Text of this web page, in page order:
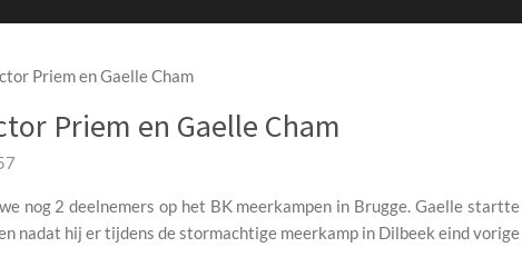
Priem en Gaelle Cham
Priem en Gaelle Cham
nog 2 deelnemers op het BK meerkampen in Brugge. Gaelle
nadat hij er tijdens de stormachtige meerkamp in Dilbeek eind vorige